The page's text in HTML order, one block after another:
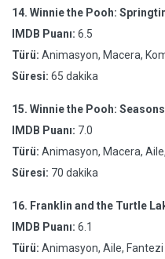
14. Winnie the Pooh:
IMDB Puanı: 6.5
Türü: Animasyon, Macera,
Süresi: 65 dakika
15. Winnie the Pooh:
IMDB Puanı: 7.0
Türü: Animasyon, Macera,
Süresi: 70 dakika
16. Franklin and the Turtle
IMDB Puanı: 6.1
Türü: Animasyon, Aile, Fantezi